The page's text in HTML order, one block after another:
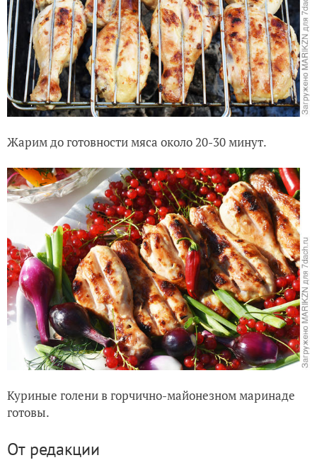
Жарим до готовности мяса около 20-30 минут.
Куриные голени в горчично-майонезном маринаде
готовы.
От редакции